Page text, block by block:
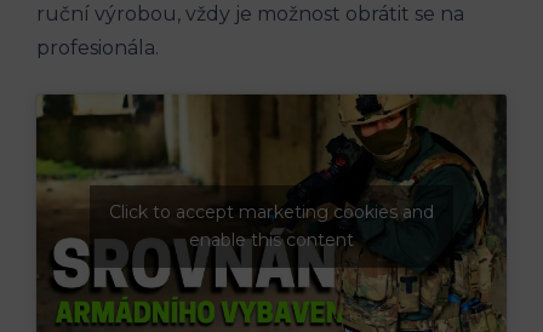
ruční výrobou, vždy je možnost obrátit se na
profesionála.
Click to accept marketing cookies and
enable this content